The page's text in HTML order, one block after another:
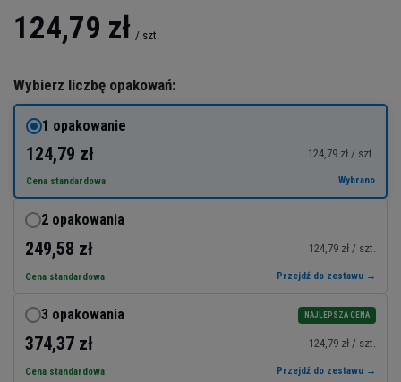
124,79 zł / szt.
Wybierz liczbę opakowań:
1 opakowanie
124,79 zł 124,79 zł / szt.
Cena standardowa Wybrano
2 opakowania
249,58 zł 124,79 zł / szt.
Cena standardowa Przejdź do zestawu →
NAJLEPSZA CENA
3 opakowania
374,37 zł 124,79 zł / szt.
Cena standardowa Przejdź do zestawu →